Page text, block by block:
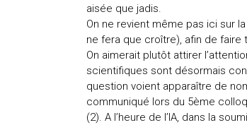
aisée que jadis.
On ne revient même pas ici sur
ne fera que croître), afin de faire
On aimerait plutôt attirer
scientifiques sont désormais
question voient apparaître de
communiqué lors du 5ème
(2). A l’heure de l’IA, dans la